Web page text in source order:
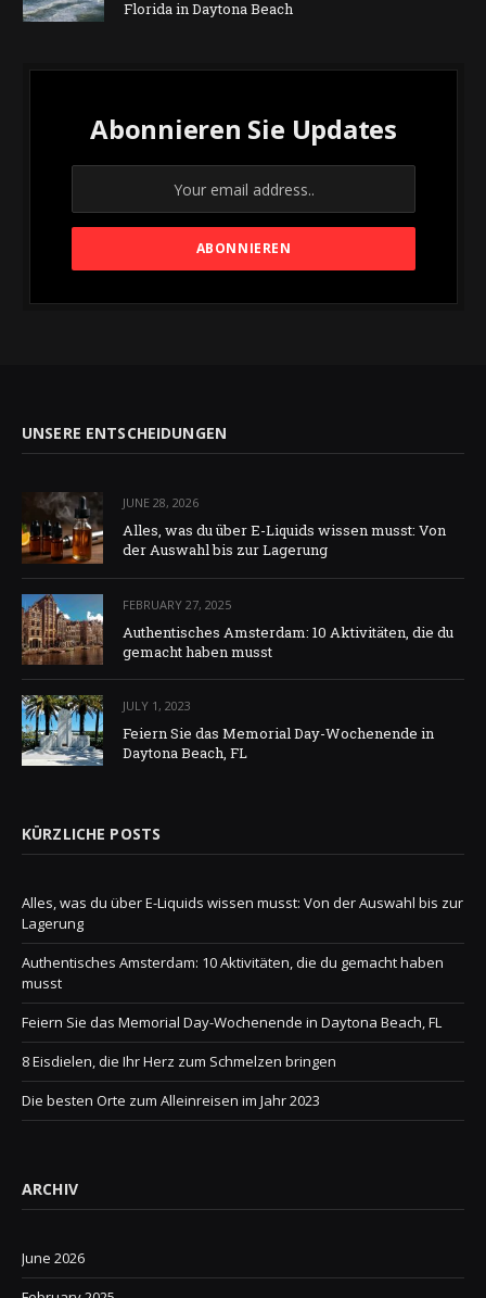
Florida in Daytona Beach
Abonnieren Sie Updates
UNSERE ENTSCHEIDUNGEN
JUNE 28, 2026
Alles, was du über E-Liquids wissen musst: Von
der Auswahl bis zur Lagerung
FEBRUARY 27, 2025
Authentisches Amsterdam: 10 Aktivitäten, die du
gemacht haben musst
JULY 1, 2023
Feiern Sie das Memorial Day-Wochenende in
Daytona Beach, FL
KÜRZLICHE POSTS
Alles, was du über E-Liquids wissen musst: Von der Auswahl bis zur
Lagerung
Authentisches Amsterdam: 10 Aktivitäten, die du gemacht haben
musst
Feiern Sie das Memorial Day-Wochenende in Daytona Beach, FL
8 Eisdielen, die Ihr Herz zum Schmelzen bringen
Die besten Orte zum Alleinreisen im Jahr 2023
ARCHIV
June 2026